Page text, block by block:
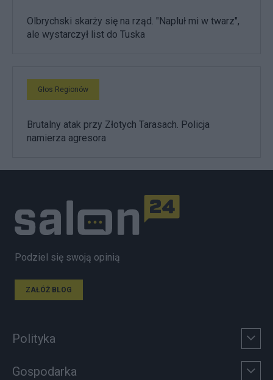
Olbrychski skarży się na rząd. "Napluł mi w twarz",
ale wystarczył list do Tuska
Głos Regionów
Brutalny atak przy Złotych Tarasach. Policja
namierza agresora
Podziel się swoją opinią
ZAŁÓŻ BLOG
Polityka
Gospodarka